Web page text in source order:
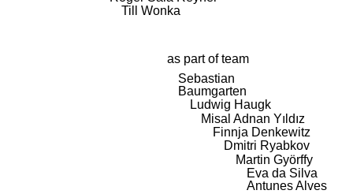
Till Wonka
as part of team
Sebastian
Baumgarten
Ludwig Haugk
Misal Adnan Yıldız
Finnja Denkewitz
Dmitri Ryabkov
Martin Györffy
Eva da Silva
Antunes Alves